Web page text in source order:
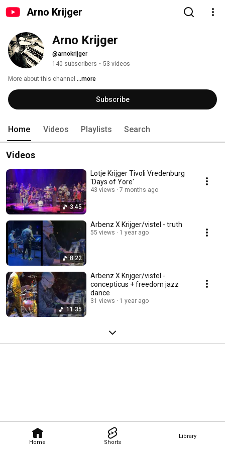
Arno Krijger
Home Shorts
Library
Arno Krijger
@arnokrijger
140 subscribers • 53 videos
More about this channel ...more
Subscribe
Home Videos Playlists Search
Videos
3:45
Lotje Krijger Tivoli Vredenburg
'Days of Yore'
43 views 7 months ago
8:22
Arbenz X Krijger/vistel - truth
55 views 1 year ago
11:35
Arbenz X Krijger/vistel -
concepticus + freedom jazz
dance
31 views 1 year ago